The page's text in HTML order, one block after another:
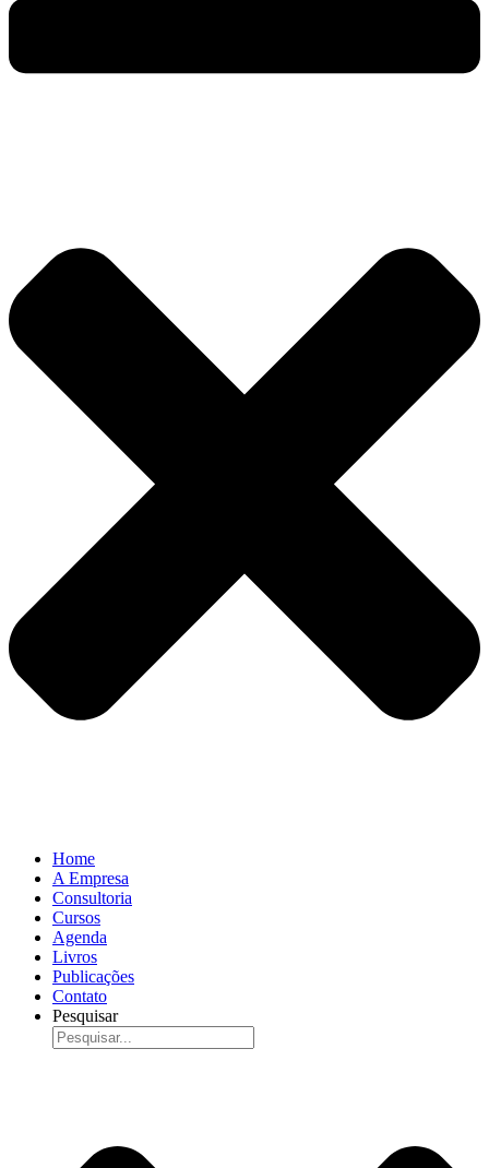
Home
A Empresa
Consultoria
Cursos
Agenda
Livros
Publicações
Contato
Pesquisar